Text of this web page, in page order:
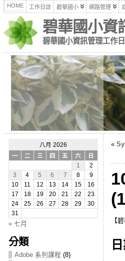
HOME 工作日誌 碧華國小 網路管理
碧華國小資
碧華國小資訊管理工作
八月 2026
一
二 三 四 五 六
日
1
2
3
4 5 6 7 8
9
10
11 12 13 14 15
16
17
18 19 20 21 22
23
24
25 26 27 28 29
30
31
« 七月
分類
Adobe 系列課程 (8)
«
【